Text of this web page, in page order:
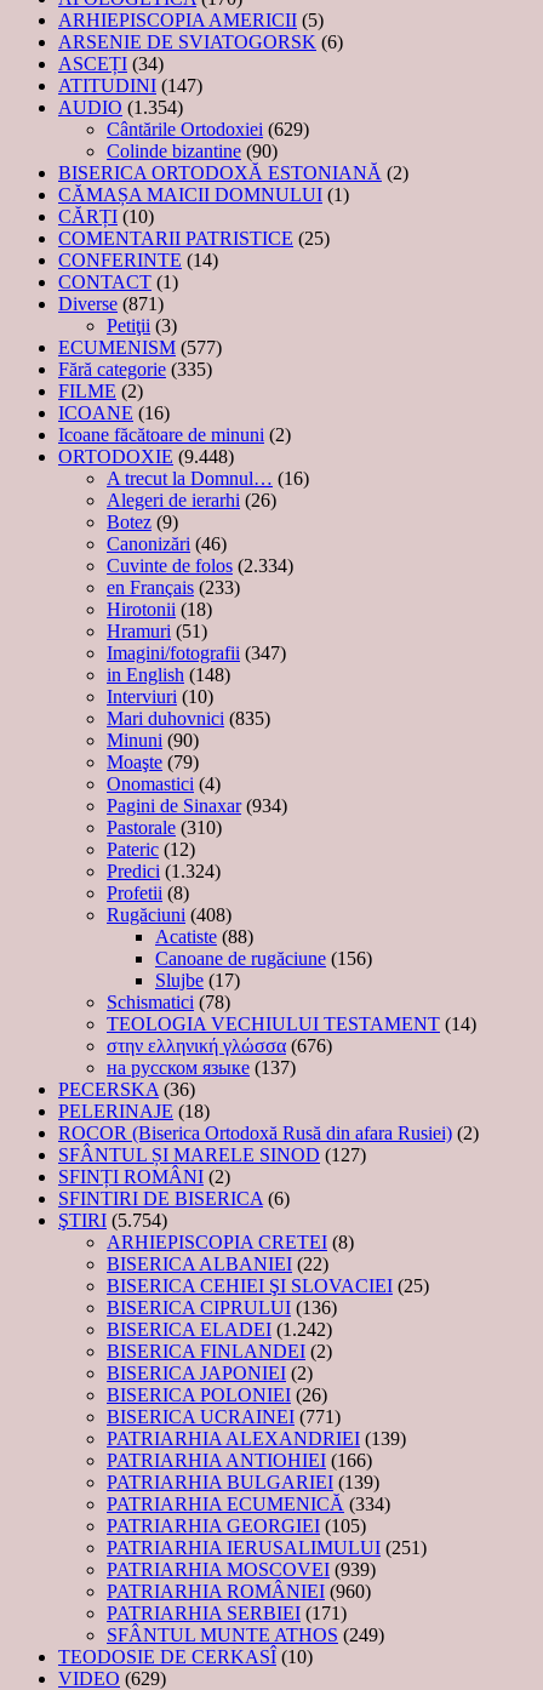
ARHIEPISCOPIA AMERICII (5)
ARSENIE DE SVIATOGORSK (6)
ASCEȚI (34)
ATITUDINI (147)
AUDIO (1.354)
Cântările Ortodoxiei (629)
Colinde bizantine (90)
BISERICA ORTODOXĂ ESTONIANĂ (2)
CĂMAȘA MAICII DOMNULUI (1)
CĂRȚI (10)
COMENTARII PATRISTICE (25)
CONFERINTE (14)
CONTACT (1)
Diverse (871)
Petiţii (3)
ECUMENISM (577)
Fără categorie (335)
FILME (2)
ICOANE (16)
Icoane făcătoare de minuni (2)
ORTODOXIE (9.448)
A trecut la Domnul… (16)
Alegeri de ierarhi (26)
Botez (9)
Canonizări (46)
Cuvinte de folos (2.334)
en Français (233)
Hirotonii (18)
Hramuri (51)
Imagini/fotografii (347)
in English (148)
Interviuri (10)
Mari duhovnici (835)
Minuni (90)
Moaşte (79)
Onomastici (4)
Pagini de Sinaxar(934)
Pastorale (310)
Pateric (12)
Predici (1.324)
Profetii (8)
Rugăciuni (408)
Acatiste (88)
Canoane de rugăciune (156)
Slujbe (17)
Schismatici (78)
TEOLOGIA VECHIULUI TESTAMENT (14)
στην ελληνική γλώσσα (676)
на русском языке (137)
PECERSKA (36)
PELERINAJE (18)
ROCOR (Biserica Ortodoxă Rusă din afara Rusiei) (2)
SFÂNTUL ȘI MARELE SINOD (127)
SFINȚI ROMÂNI (2)
SFINTIRI DE BISERICA (6)
ŞTIRI (5.754)
ARHIEPISCOPIA CRETEI (8)
BISERICA ALBANIEI (22)
BISERICA CEHIEI ŞI SLOVACIEI (25)
BISERICA CIPRULUI (136)
BISERICA ELADEI (1.242)
BISERICA FINLANDEI (2)
BISERICA JAPONIEI (2)
BISERICA POLONIEI (26)
BISERICA UCRAINEI (771)
PATRIARHIA ALEXANDRIEI (139)
PATRIARHIA ANTIOHIEI (166)
PATRIARHIA BULGARIEI (139)
PATRIARHIA ECUMENICĂ (334)
PATRIARHIA GEORGIEI (105)
PATRIARHIA IERUSALIMULUI (251)
PATRIARHIA MOSCOVEI (939)
PATRIARHIA ROMÂNIEI (960)
PATRIARHIA SERBIEI (171)
SFÂNTUL MUNTE ATHOS (249)
TEODOSIE DE CERKASÎ (10)
VIDEO (629)